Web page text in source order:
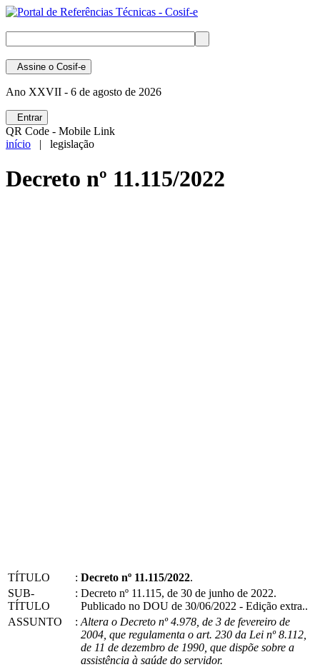
Assine o Cosif-e
Ano XXVII - 6 de agosto de 2026
Entrar
QR Code - Mobile Link
início | legislação
Decreto nº 11.115/2022
TÍTULO : Decreto nº 11.115/2022.
SUB-
TÍTULO
: Decreto nº 11.115, de 30 de junho de 2022.
Publicado no DOU de 30/06/2022 - Edição extra..
ASSUNTO
: Altera o Decreto nº 4.978, de 3 de fevereiro de
2004, que regulamenta o art. 230 da Lei nº 8.112,
de 11 de dezembro de 1990, que dispõe sobre a
assistência à saúde do servidor.